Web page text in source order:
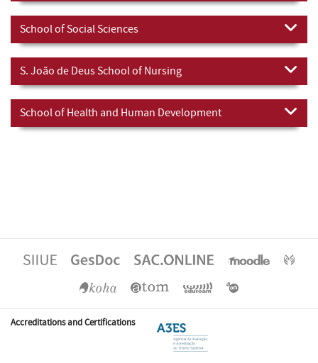
School of Social Sciences
S. João de Deus School of Nursing
School of Health and Human Development
Accreditations and Certifications